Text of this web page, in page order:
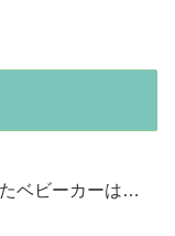
ベビーカーは…